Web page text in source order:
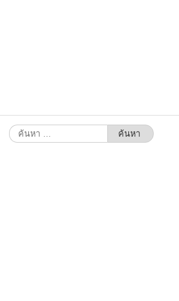
ค้นหา
สำหรับ: